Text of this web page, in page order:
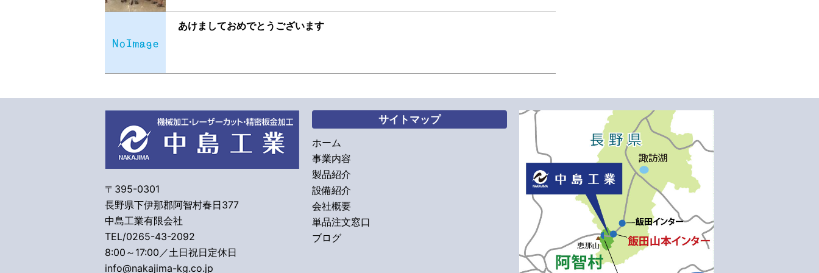
あけましておめでとうございます
〒395-0301
長野県下伊那郡阿智村春日377
中島工業有限会社
TEL/0265-43-2092
8:00～17:00／土日祝日定休日
info@nakajima-kg.co.jp
サイトマップ
ホーム
事業内容
製品紹介
設備紹介
会社概要
単品注文窓口
ブログ